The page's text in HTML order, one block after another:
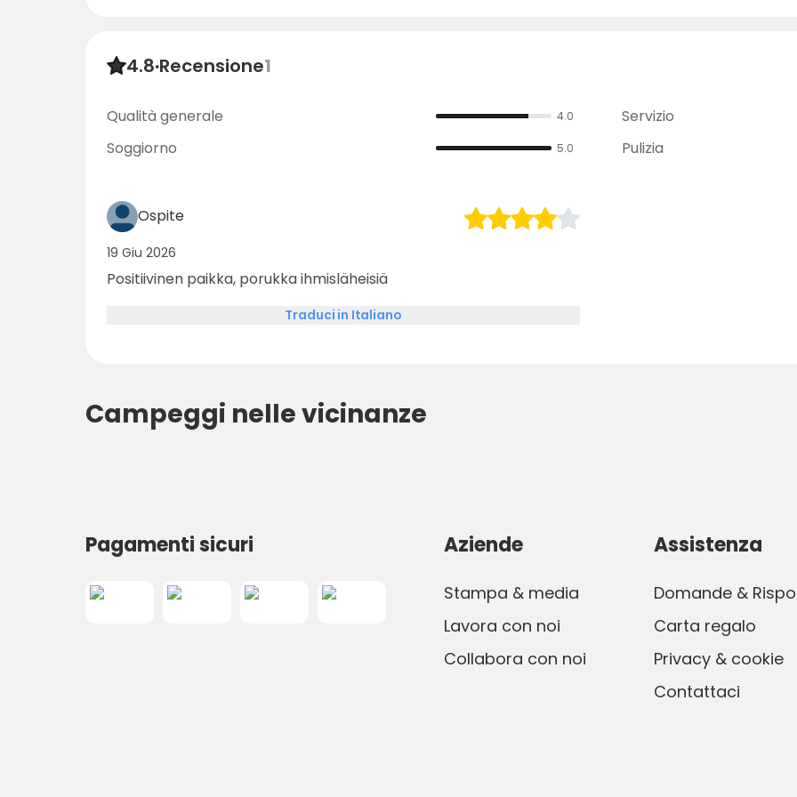
4.8·Recensione1
Qualità generale 4.0 Servizio
Soggiorno 5.0 Pulizia
Ospite
19 Giu 2026
Positiivinen paikka, porukka ihmisläheisiä
Traduci in Italiano
Campeggi nelle vicinanze
Pagamenti sicuri Aziende
Stampa & media
Lavora con noi
Collabora con noi
Assistenza
Domande &
Carta regalo
Privacy & cookie
Contattaci